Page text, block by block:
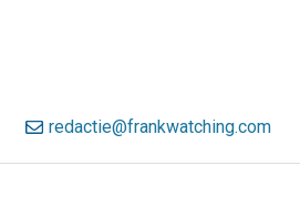
redactie@frankwatching.com